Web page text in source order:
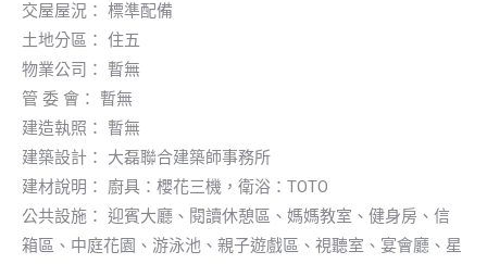
交屋屋況： 標準配備
土地分區： 住五
物業公司： 暫無
管 委 會： 暫無
建造執照： 暫無
建築設計： 大磊聯合建築師事務所
建材說明： 廚具：櫻花三機，衛浴：TOTO
公共設施： 迎賓大廳、閱讀休憩區、媽媽教室、健身房、信
箱區、中庭花園、游泳池、親子遊戲區、視聽室、宴會廳、星